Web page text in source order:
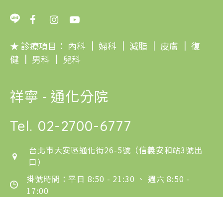
★ 診療項目： 內科 ｜ 婦科 ｜ 減脂 ｜ 皮膚 ｜ 復
健 ｜ 男科 ｜ 兒科
祥寧 - 通化分院
Tel. 02-2700-6777
台北市大安區通化街26-5號（信義安和站3號出
口）
掛號時間：平日 8:50 - 21:30 、 週六 8:50 -
17:00